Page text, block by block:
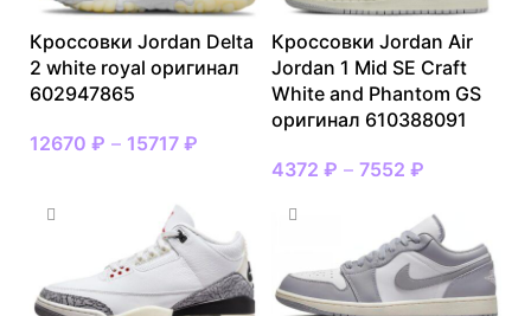
Кроссовки Jordan Delta
2 white royal оригинал
602947865
12670 ₽ – 15717 ₽
Кроссовки Jordan Air
Jordan 1 Mid SE Craft
White and Phantom GS
оригинал 610388091
4372 ₽ – 7552 ₽